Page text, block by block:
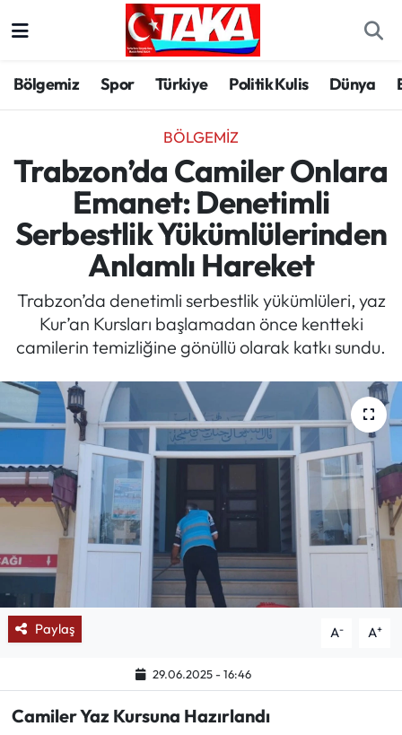
Bölgemiz Spor Türkiye Politik Kulis Dünya
BÖLGEMIZ
Trabzon’da Camiler Onlara
Emanet: Denetimli
Serbestlik Yükümlülerinden
Anlamlı Hareket
Trabzon’da denetimli serbestlik yükümlüleri, yaz
Kur’an Kursları başlamadan önce kentteki
camilerin temizliğine gönüllü olarak katkı sundu.
Paylaş A- A+
29.06.2025 - 16:46
Camiler Yaz Kursuna Hazırlandı
Spor
Türkiye
Kültür/Sanat
Politika
Politik Kulis
Dünya
Magazin
Mektup Galeri
Röportaj
Manşet
Köşe Yazıları
Karikatür Galeri
ASTROLOJİ
Trabzon Hava Durumu
Trabzon Trafik Yoğunluk Haritası
Süper Lig Puan Durumu ve Fikstür
Tüm Manşetler
Son Dakika Haberleri
Haber Arşivi